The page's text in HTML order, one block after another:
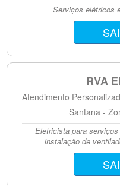
Serviços elétricos
RVA
Atendimento
Santana -
Eletricista para
instalação de